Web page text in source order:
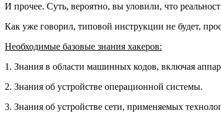
И прочее. Суть, вероятно, вы уловили, что
Как уже говорил, типовой инструкции не будет,
Необходимые базовые знания хакеров:
1. Знания в области машинных кодов, включая
2. Знания об устройстве операционной системы.
3. Знания об устройстве сети, применяемых